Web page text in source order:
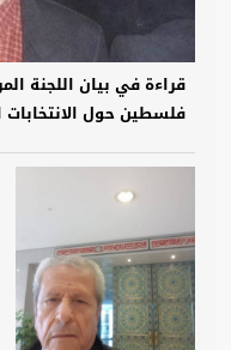
قراءة في بيان اللجنة
فلسطين حول الانتخابات